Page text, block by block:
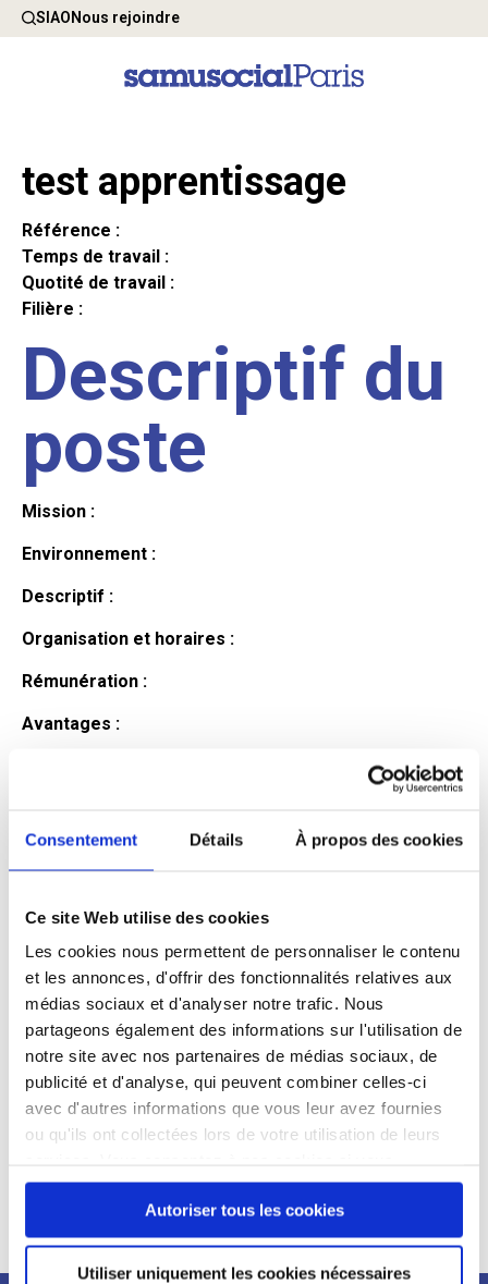
Consentement Détails À propos des cookies
Ce site Web utilise des cookies
Les cookies nous permettent de personnaliser le contenu
et les annonces, d'offrir des fonctionnalités relatives aux
médias sociaux et d'analyser notre trafic. Nous
partageons également des informations sur l'utilisation de
notre site avec nos partenaires de médias sociaux, de
publicité et d'analyse, qui peuvent combiner celles-ci
avec d'autres informations que vous leur avez fournies
ou qu'ils ont collectées lors de votre utilisation de leurs
continuez à utiliser notre site Web.
Autoriser tous les cookies
Utiliser uniquement les cookies nécessaires
SIAONous rejoindre
test apprentissage
Référence :
Temps de travail :
Quotité de travail :
Filière :
Descriptif du
poste
Mission :
Environnement :
Descriptif :
Organisation et horaires :
Rémunération :
Avantages :
candidat
Qualifications et diplômes :
Profil recherché :
Expérience :
Processus
de
recrutement